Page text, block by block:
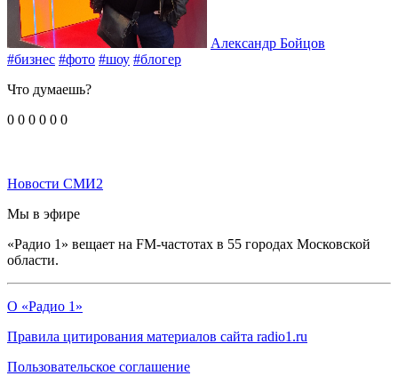
Александр Бойцов
#бизнес #фото #шоу #блогер
Что думаешь?
0 0 0 0 0 0
Новости СМИ2
Мы в эфире
«Радио 1» вещает на FM-частотах в 55 городах Московской
области.
О «Радио 1»
Правила цитирования материалов сайта radio1.ru
Пользовательское соглашение